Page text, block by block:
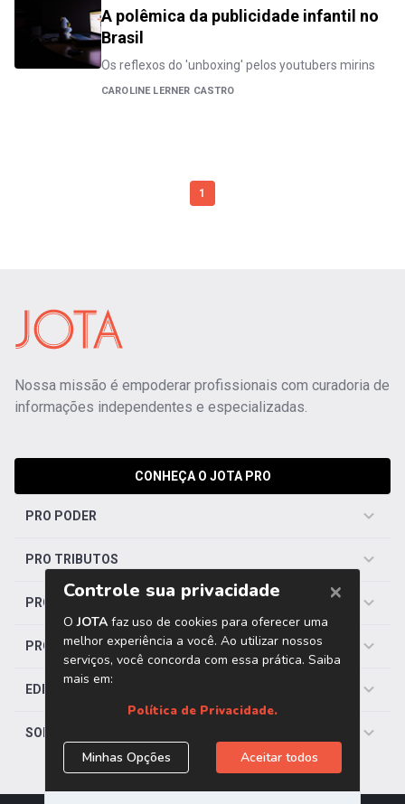
A polêmica da publicidade infantil no
Brasil
Os reflexos do 'unboxing' pelos youtubers mirins
CAROLINE LERNER CASTRO
1
Nossa missão é empoderar profissionais com curadoria de
informações independentes e especializadas.
CONHEÇA O JOTA PRO
PRO PODER
PRO TRIBUTOS
PRO TRABALHISTA
PRO SAÚDE
EDITORIAS
SOBRE O JOTA